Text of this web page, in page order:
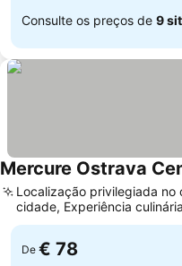
Consulte os preços de 9
Mercure Ostrava
Localização privilegiada no
cidade, Experiência
restaurante Winestone
De € 78